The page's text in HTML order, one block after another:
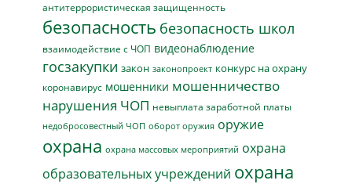
антитеррористическая защищенность
безопасность безопасность школ
взаимодействие с ЧОП видеонаблюдение
госзакупки закон законопроект конкурс на охрану
коронавирус мошенники мошенничество
нарушения ЧОП невыплата заработной платы
недобросовестный ЧОП оборот оружия оружие
охрана охрана массовых мероприятий охрана
образовательных учреждений охрана